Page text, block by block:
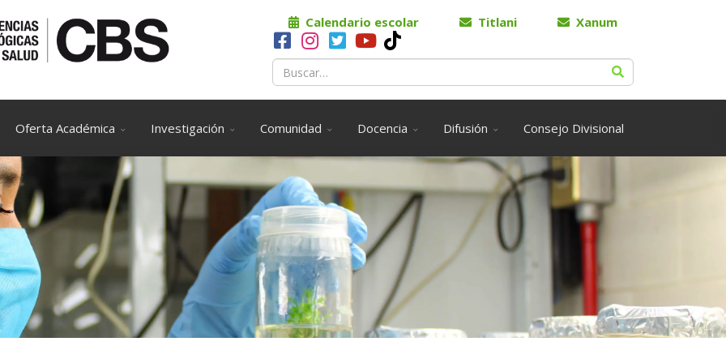
Calendario escolar Titlani Xanum
Oferta Académica Investigación Comunidad Docencia Difusión Consejo Divisional